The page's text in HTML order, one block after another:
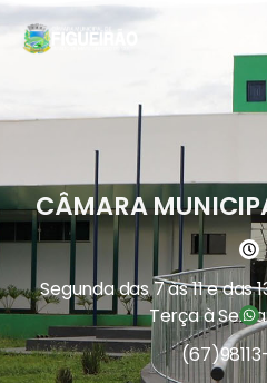
CÂMARA
Segunda das 7 às 11 e das
Terça à
(67)